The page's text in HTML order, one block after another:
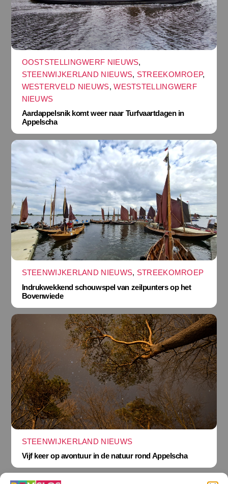
OOSTSTELLINGWERF NIEUWS,
STEENWIJKERLAND NIEUWS, STREEKOMROEP,
WESTERVELD NIEUWS,WESTSTELLINGWERF
NIEUWS
Aardappelsnik komt weer naar Turfvaartdagen in
Appelscha
STEENWIJKERLAND NIEUWS, STREEKOMROEP
Indrukwekkend schouwspel van zeilpunters op het
Bovenwiede
STEENWIJKERLAND NIEUWS
Vijf keer op avontuur in de natuur rond Appelscha